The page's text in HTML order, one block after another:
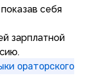
себя
зарплатной
ораторского